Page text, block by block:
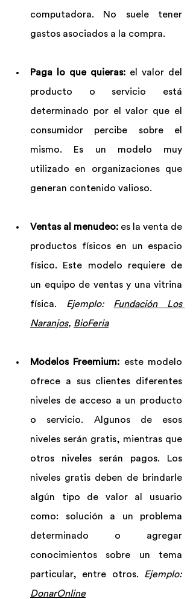
computadora. No suele tener
gastos asociados a la compra.
Paga lo que quieras: el valor del
producto o servicio está
determinado por el valor que el
consumidor percibe sobre el
mismo. Es un modelo muy
utilizado en organizaciones que
generan contenido valioso.
Ventas al menudeo: es la venta de
productos físicos en un espacio
físico. Este modelo requiere de
un equipo de ventas y una vitrina
física. Ejemplo: Fundación Los
Naranjos, BioFeria
Modelos Freemium: este modelo
ofrece a sus clientes diferentes
niveles de acceso a un producto
o servicio. Algunos de esos
niveles serán gratis, mientras que
otros niveles serán pagos. Los
niveles gratis deben de brindarle
algún tipo de valor al usuario
como: solución a un problema
determinado o agregar
conocimientos sobre un tema
particular, entre otros.
DonarOnline